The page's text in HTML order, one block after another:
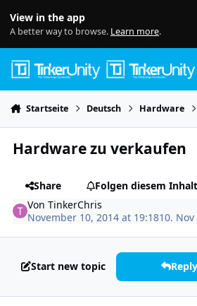
View in the app
A better way to browse. Learn more.
Startseite Deutsch Hardware
Hardware zu verkaufen
Share
Folgen diesem Inhalt
VonTinkerChris
November 10, 2014 at 19:1810. Nov
Start new topic